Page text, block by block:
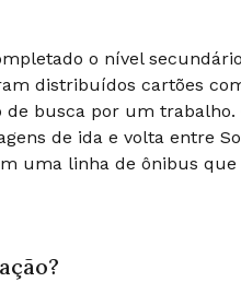
o nível
distribuídos cartões
busca por um trabalho.
de ida e volta entre
uma linha de ônibus